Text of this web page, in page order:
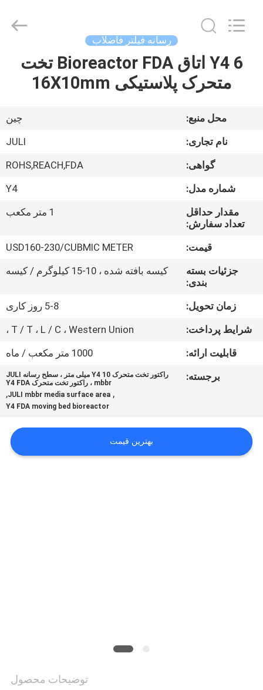
خونه
درباره
کارخانه
کیفیت
ما
تماس
نقل قول
رسانه فیلتر فاضلاب
Y4 6 اتاق Bioreactor FDA تخت
متحرک پلاستیکی 16X10mm
محل منبع:
چین
نام تجاری:
JULI
گواهی:
ROHS,REACH,FDA
شماره مدل:
Y4
مقدار حداقل
تعداد سفارش:
1 متر مکعب
قیمت:
USD160-230/CUBMIC METER
جزئیات بسته
بندی:
کیسه بافته شده ، 10-15 کیلوگرم / کیسه
زمان تحویل:
5-8 روز کاری
شرایط پرداخت:
T / T ، L / C ، Western Union ،
قابلیت ارائه:
1000 متر مکعب / ماه
برجسته:
راکتور تخت متحرک Y4 10 میلی متر ، سطح رسانه JULI
mbbr ، راکتور تخت متحرک Y4 FDA
,
JULI mbbr media surface area
,
Y4 FDA moving bed bioreactor
بهترین قیمت
توضیحات محصول